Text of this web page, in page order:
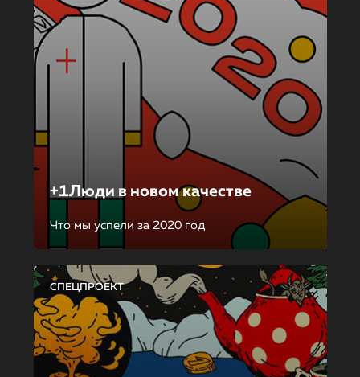
+1Люди в новом качестве
Что мы успели за 2020 год
СПЕЦПРОЕКТ